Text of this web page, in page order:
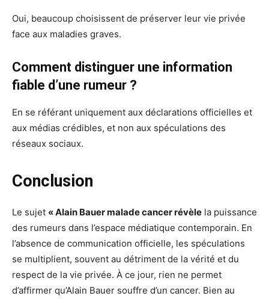
Oui, beaucoup choisissent de préserver leur vie privée
face aux maladies graves.
Comment distinguer une information
fiable d’une rumeur ?
En se référant uniquement aux déclarations officielles et
aux médias crédibles, et non aux spéculations des
réseaux sociaux.
Conclusion
Le sujet « Alain Bauer malade cancer révèle la puissance
des rumeurs dans l’espace médiatique contemporain. En
l’absence de communication officielle, les spéculations
se multiplient, souvent au détriment de la vérité et du
respect de la vie privée. À ce jour, rien ne permet
d’affirmer qu’Alain Bauer souffre d’un cancer. Bien au